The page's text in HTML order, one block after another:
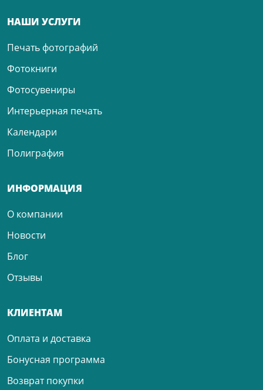
НАШИ УСЛУГИ
Печать фотографий
Фотокниги
Фотосувениры
Интерьерная печать
Календари
Полиграфия
ИНФОРМАЦИЯ
О компании
Новости
Блог
Отзывы
КЛИЕНТАМ
Оплата и доставка
Бонусная программа
Возврат покупки